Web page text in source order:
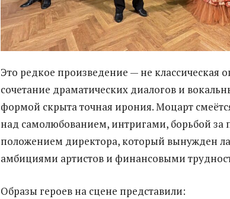
Это редкое произведение — не классическая
сочетание драматических диалогов и
формой скрыта точная ирония. Моцарт
над самолюбованием, интригами, борьбой за
положением директора, который вынужден
амбициями артистов и финансовыми
Образы героев на сцене представили: